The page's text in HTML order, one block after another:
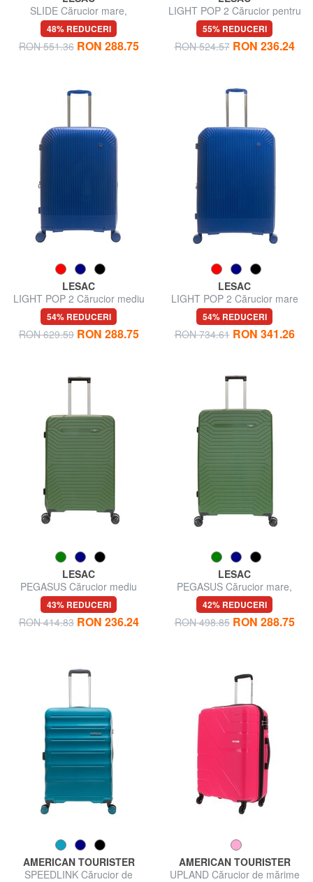
SLIDE Cărucior mare,
extensibil
48% REDUCERI
RON 551.36 RON 288.75
LIGHT POP 2 Cărucior pentru
bagaje de mână
55% REDUCERI
RON 524.57 RON 236.24
LESAC
LIGHT POP 2 Cărucior mediu
extensibil
54% REDUCERI
RON 629.59 RON 288.75
LESAC
LIGHT POP 2 Cărucior mare
extensibil
54% REDUCERI
RON 734.61 RON 341.26
LESAC
PEGASUS Cărucior mediu
43% REDUCERI
RON 414.83 RON 236.24
LESAC
PEGASUS Cărucior mare,
ultra-rezistent
42% REDUCERI
RON 498.85 RON 288.75
AMERICAN TOURISTER
SPEEDLINK Cărucior de
AMERICAN TOURISTER
UPLAND Cărucior de mărime